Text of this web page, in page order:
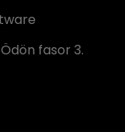
fasor 3.